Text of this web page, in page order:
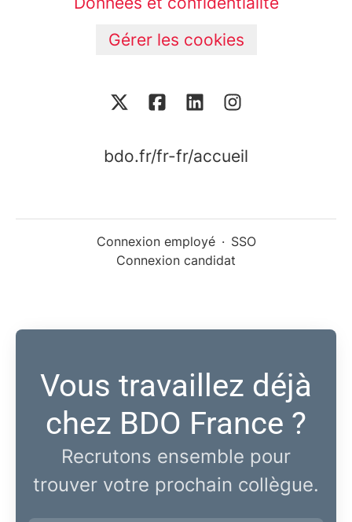
Gérer les cookies
bdo.fr/fr-fr/accueil
Connexion employé · SSO
Connexion candidat
Vous travaillez déjà
chez BDO France ?
Recrutons ensemble pour
trouver votre prochain collègue.